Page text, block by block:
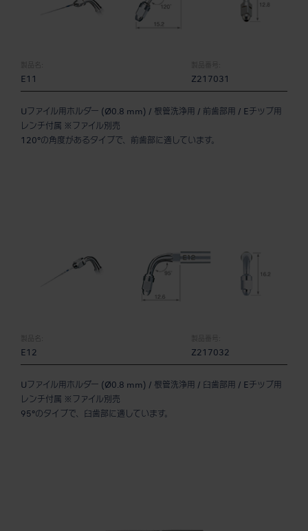
製品名:
E11
製品番号:
Z217031
Uファイル用ホルダー (Ø0.8 mm) / 根管洗浄用 / 前歯部用 / Eチップ用
レンチ付属 ※ファイル別売
120°の角度があるタイプで、前歯部に適しています。
製品名:
E12
製品番号:
Z217032
Uファイル用ホルダー (Ø0.8 mm) / 根管洗浄用 / 臼歯部用 / Eチップ用
レンチ付属 ※ファイル別売
95°のタイプで、臼歯部に適しています。